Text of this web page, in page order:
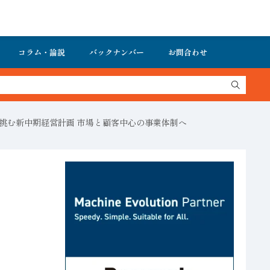
コラム・論説 バックナンバー お問合わせ
新中期経営計画 市場と顧客中心の事業体制へ